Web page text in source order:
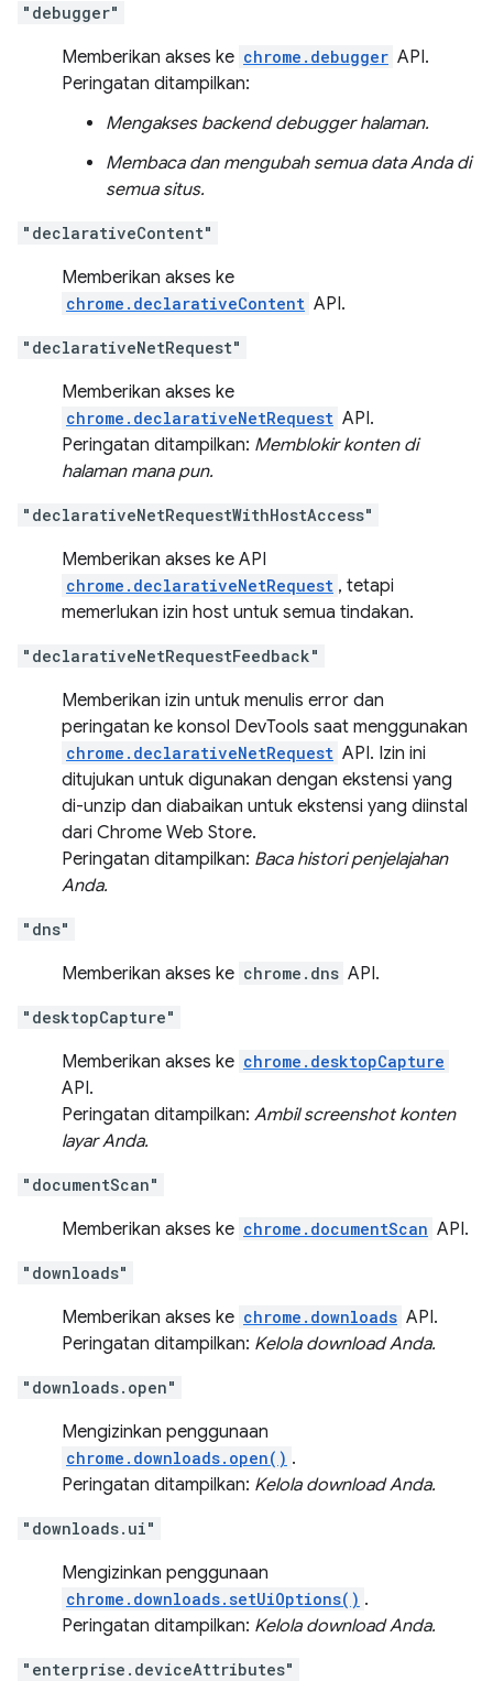
"debugger"
Memberikan akses ke chrome.debugger API.
Peringatan ditampilkan:
Mengakses backend debugger halaman.
Membaca dan mengubah semua data Anda di
semua situs.
"declarativeContent"
Memberikan akses ke
chrome.declarativeContent API.
"declarativeNetRequest"
Memberikan akses ke
chrome.declarativeNetRequest API.
Peringatan ditampilkan: Memblokir konten di
halaman mana pun.
"declarativeNetRequestWithHostAccess"
Memberikan akses ke API
chrome.declarativeNetRequest , tetapi
memerlukan izin host untuk semua tindakan.
"declarativeNetRequestFeedback"
Memberikan izin untuk menulis error dan
peringatan ke konsol DevTools saat menggunakan
chrome.declarativeNetRequest API. Izin ini
ditujukan untuk digunakan dengan ekstensi yang
di-unzip dan diabaikan untuk ekstensi yang diinstal
dari Chrome Web Store.
Peringatan ditampilkan: Baca histori penjelajahan
Anda.
"dns"
Memberikan akses ke chrome.dns API.
"desktopCapture"
Memberikan akses ke chrome.desktopCapture
API.
Peringatan ditampilkan: Ambil screenshot konten
layar Anda.
"documentScan"
Memberikan akses ke chrome.documentScan API.
"downloads"
Memberikan akses ke chrome.downloads API.
Peringatan ditampilkan: Kelola download Anda.
"downloads.open"
Mengizinkan penggunaan
chrome.downloads.open() .
Peringatan ditampilkan: Kelola download Anda.
"downloads.ui"
Mengizinkan penggunaan
chrome.downloads.setUiOptions() .
Peringatan ditampilkan: Kelola download Anda.
"enterprise.deviceAttributes"